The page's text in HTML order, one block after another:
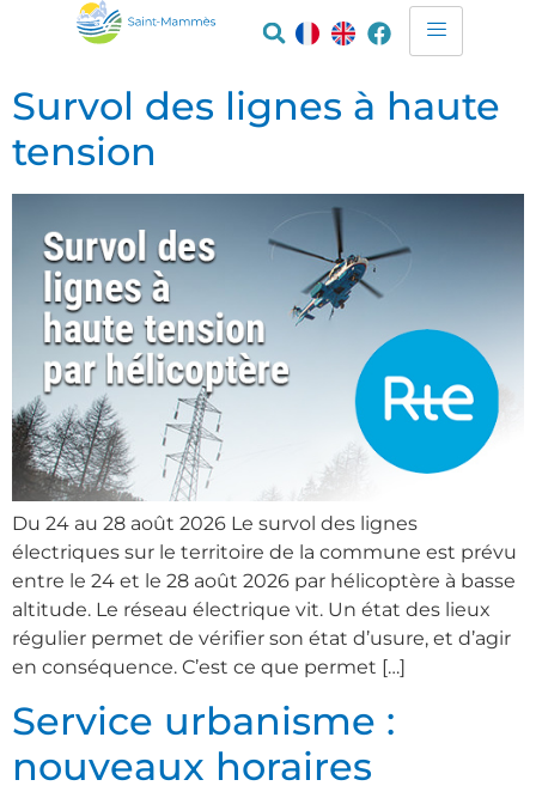
Survol des lignes à haute
tension
Du 24 au 28 août 2026 Le survol des lignes
électriques sur le territoire de la commune est prévu
entre le 24 et le 28 août 2026 par hélicoptère à basse
altitude. Le réseau électrique vit. Un état des lieux
régulier permet de vérifier son état d’usure, et d’agir
en conséquence. C’est ce que permet […]
Service urbanisme :
nouveaux horaires